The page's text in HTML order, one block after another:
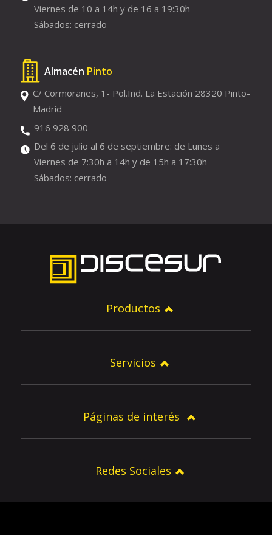
Viernes de 10 a 14h y de 16 a 19:30h
Sábados: cerrado
Almacén Pinto
C/ Cormoranes, 1- Pol.Ind. La Estación 28320 Pinto-
Madrid
916 928 900
Del 6 de julio al 6 de septiembre: de Lunes a
Viernes de 7:30h a 14h y de 15h a 17:30h
Sábados: cerrado
Productos
Servicios
Páginas de interés
Redes Sociales